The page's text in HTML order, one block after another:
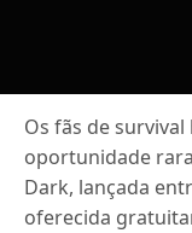
Os fãs de
oportunidade
Dark, lançada
oferecida